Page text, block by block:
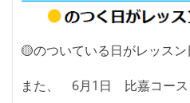
🟡のついている日がレッスン
また、 6月1日 比嘉コース